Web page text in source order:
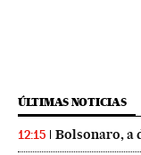
ÚLTIMAS NOTICIAS
12:15 Bolsonaro, a